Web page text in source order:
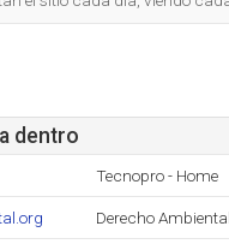
dentro
Tecnopro - Home
Derecho